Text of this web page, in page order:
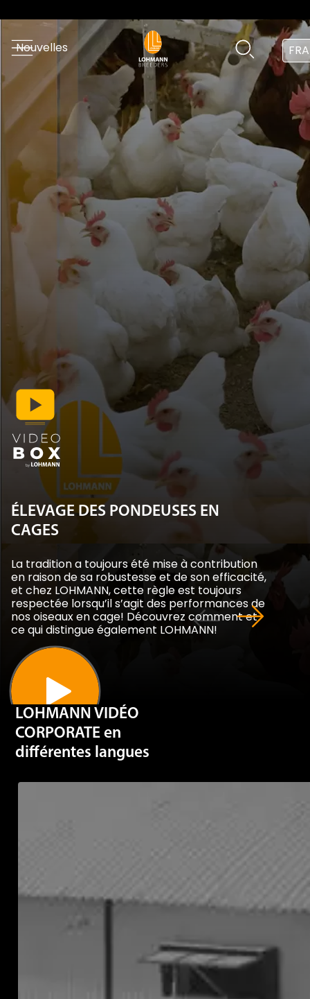
Nouvelles FRA
ÉLEVAGE DES PONDEUSES EN
CAGES
La tradition a toujours été mise à contribution
en raison de sa robustesse et de son efficacité,
et chez LOHMANN, cette règle est toujours
respectée lorsqu’il s’agit des performances de
nos oiseaux en cage! Découvrez comment et
ce qui distingue également LOHMANN!
LOHMANN VIDÉO
CORPORATE en
différentes langues